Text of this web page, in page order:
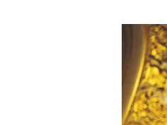
innhold